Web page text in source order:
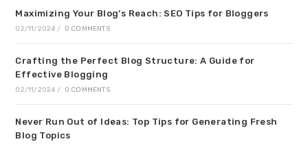
Maximizing Your Blog’s Reach: SEO Tips for Bloggers
02/11/2024 / 0 COMMENTS
Crafting the Perfect Blog Structure: A Guide for
Effective Blogging
02/11/2024 / 0 COMMENTS
Never Run Out of Ideas: Top Tips for Generating Fresh
Blog Topics